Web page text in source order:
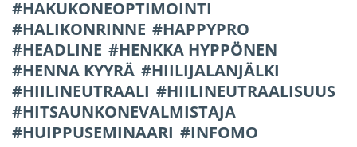
HAKUKONEOPTIMOINTI
HALIKONRINNE
HAPPYPRO
HEADLINE
HENKKA HYPPÖNEN
HENNA KYYRÄ
HIILIJALANJÄLKI
HIILINEUTRAALI
HIILINEUTRAALISUUS
HITSAUNKONEVALMISTAJA
HUIPPUSEMINAARI
INFOMO